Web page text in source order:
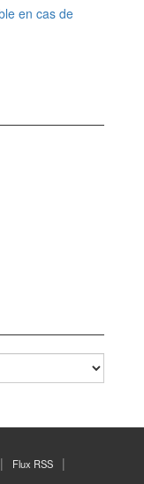
en cas de
Flux RSS